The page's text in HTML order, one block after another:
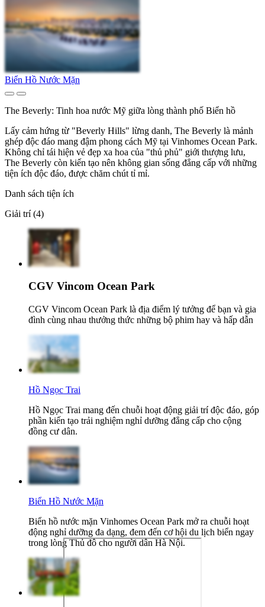
Biển Hồ Nước Mặn
The Beverly: Tinh hoa nước Mỹ giữa lòng thành phố Biển hồ
Lấy cảm hứng từ "Beverly Hills" lừng danh, The Beverly là mảnh
ghép độc đáo mang đậm phong cách Mỹ tại Vinhomes Ocean Park.
Không chỉ tái hiện vẻ đẹp xa hoa của "thủ phủ" giới thượng lưu,
The Beverly còn kiến tạo nên không gian sống đẳng cấp với những
tiện ích độc đáo, được chăm chút tỉ mỉ.
Danh sách tiện ích
Giải trí (4)
CGV Vincom Ocean Park
CGV Vincom Ocean Park là địa điểm lý tưởng để bạn và gia
đình cùng nhau thưởng thức những bộ phim hay và hấp dẫn
Hồ Ngọc Trai
Hồ Ngọc Trai mang đến chuỗi hoạt động giải trí độc đáo, góp
phần kiến tạo trải nghiệm nghỉ dưỡng đẳng cấp cho cộng
đồng cư dân.
Biển Hồ Nước Mặn
Biển hồ nước mặn Vinhomes Ocean Park mở ra chuỗi hoạt
động nghỉ dưỡng đa dạng, đem đến cơ hội du lịch biển ngay
trong lòng Thủ đô cho người dân Hà Nội.